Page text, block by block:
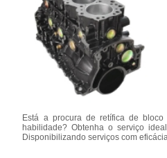
Está a procura de retífica de
habilidade? Obtenha o serviço
Disponibilizando serviços com